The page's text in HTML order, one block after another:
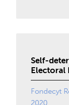
Self-
Electoral
Fondecyt
2020